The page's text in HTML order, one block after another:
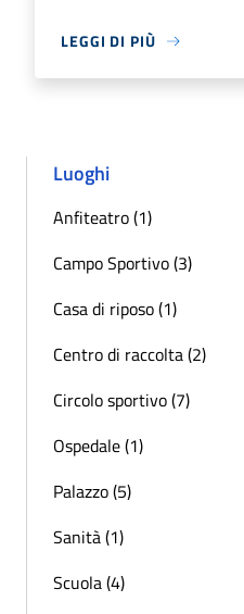
LEGGI DI PIÙ
Luoghi
Anfiteatro (1)
Campo Sportivo (3)
Casa di riposo (1)
Centro di raccolta (2)
Circolo sportivo (7)
Ospedale (1)
Palazzo (5)
Sanità (1)
Scuola (4)